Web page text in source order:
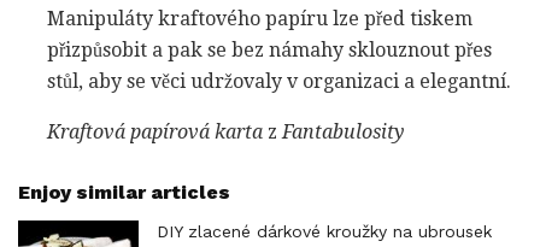
Manipuláty kraftového papíru lze před tiskem
přizpůsobit a pak se bez námahy sklouznout přes
stůl, aby se věci udržovaly v organizaci a elegantní.
Kraftová papírová karta z Fantabulosity
Enjoy similar articles
DIY zlacené dárkové kroužky na ubrousek